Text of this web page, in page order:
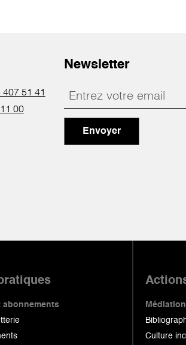
407 51 41
00
Newsletter
Envoyer
abonnements
Culture